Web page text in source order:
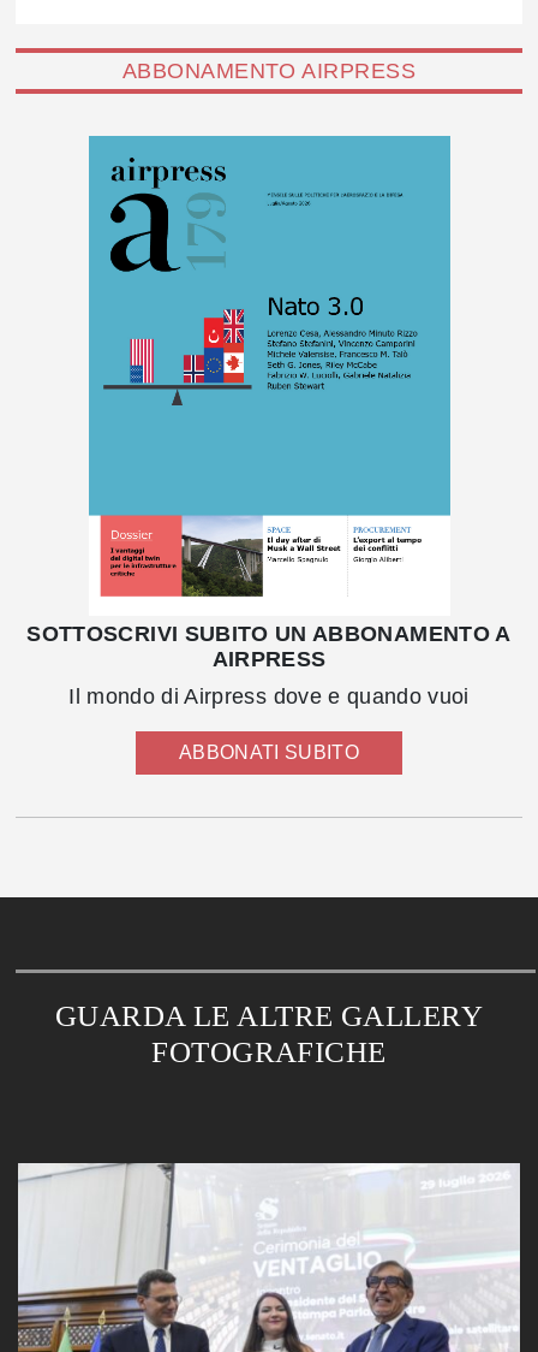
ABBONAMENTO AIRPRESS
SOTTOSCRIVI SUBITO UN ABBONAMENTO A
AIRPRESS
Il mondo di Airpress dove e quando vuoi
ABBONATI SUBITO
GUARDA LE ALTRE GALLERY
FOTOGRAFICHE